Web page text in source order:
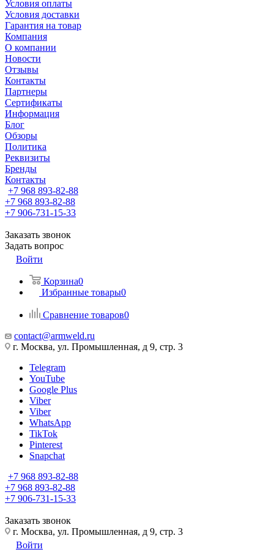
Условия оплаты
Условия доставки
Гарантия на товар
Компания
О компании
Новости
Отзывы
Контакты
Партнеры
Сертификаты
Информация
Блог
Обзоры
Политика
Реквизиты
Бренды
Контакты
+7 968 893-82-88
+7 968 893-82-88
+7 906-731-15-33
Заказать звонок
Задать вопрос
Войти
Корзина0
Избранные товары0
Сравнение товаров0
contact@armweld.ru
г. Москва, ул. Промышленная, д 9, стр. 3
Telegram
YouTube
Google Plus
Viber
Viber
WhatsApp
TikTok
Pinterest
Snapchat
+7 968 893-82-88
+7 968 893-82-88
+7 906-731-15-33
Заказать звонок
г. Москва, ул. Промышленная, д 9, стр. 3
Войти